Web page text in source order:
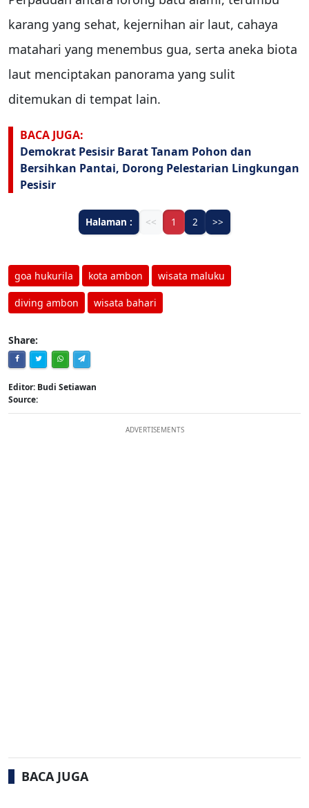
karang yang sehat, kejernihan air laut, cahaya
matahari yang menembus gua, serta aneka biota
laut menciptakan panorama yang sulit
ditemukan di tempat lain.
BACA JUGA:
Demokrat Pesisir Barat Tanam Pohon dan
Bersihkan Pantai, Dorong Pelestarian Lingkungan
Pesisir
Halaman : << 1 2 >>
goa hukurila kota ambon wisata maluku
diving ambon wisata bahari
Share:
Editor: Budi Setiawan
Source:
ADVERTISEMENTS
BACA JUGA